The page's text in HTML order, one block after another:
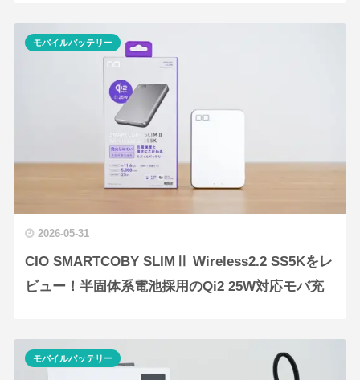
2026-05-31
CIO SMARTCOBY SLIMⅡ Wireless2.2 SS5Kをレ
ビュー！半固体系電池採用のQi2 25W対応モバ充
モバイルバッテリー
モバイルバッテリー